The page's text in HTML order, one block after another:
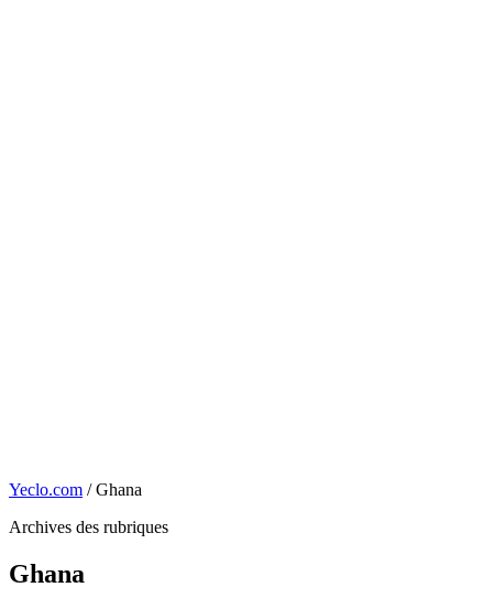
Yeclo.com / Ghana
Archives des rubriques
Ghana